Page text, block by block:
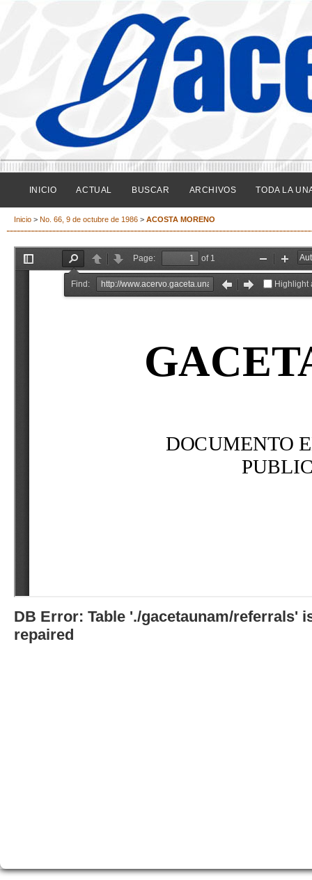
INICIO ACTUAL BUSCAR ARCHIVOS TODA LA
Inicio > No. 66, 9 de octubre de 1986 > ACOSTA MORENO
DB Error: Table './gacetaunam/referrals'
repaired